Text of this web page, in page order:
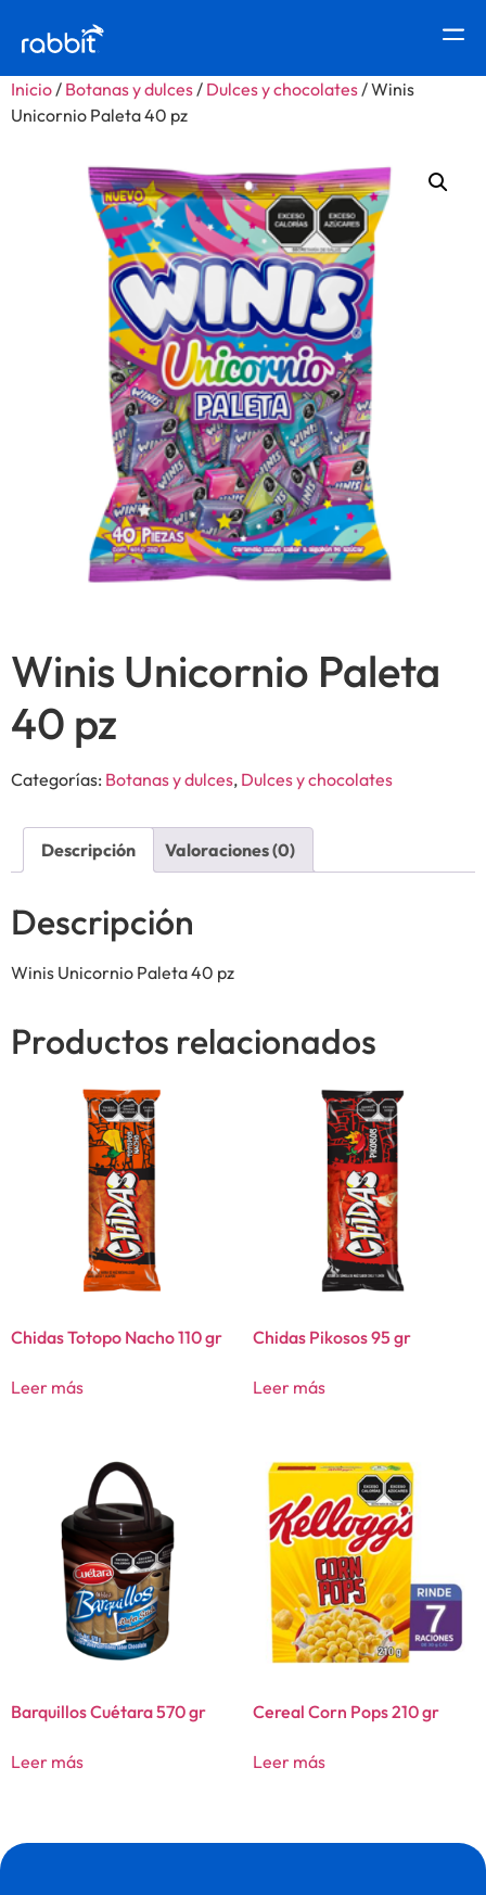
Inicio/ Botanas y dulces/ Dulces y chocolates/ Winis
Unicornio Paleta 40 pz
Winis Unicornio Paleta
40 pz
Categorías: Botanas y dulces, Dulces y chocolates
Descripción Valoraciones (0)
Descripción
Winis Unicornio Paleta 40 pz
Productos relacionados
Chidas Totopo Nacho 110 gr
Leer más
Chidas Pikosos 95 gr
Leer más
Barquillos Cuétara 570 gr
Leer más
Cereal Corn Pops 210 gr
Leer más